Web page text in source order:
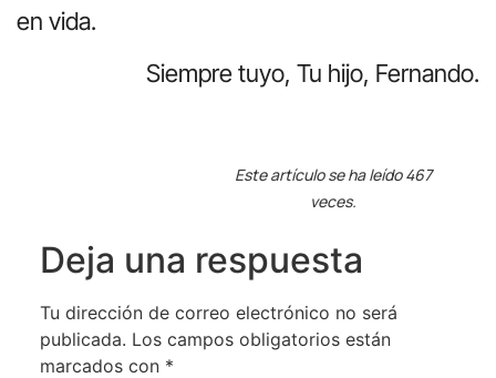
en vida.
Siempre tuyo, Tu hijo, Fernando.
Este artículo se ha leído 467
veces.
Deja una respuesta
Tu dirección de correo electrónico no será
publicada. Los campos obligatorios están
marcados con *